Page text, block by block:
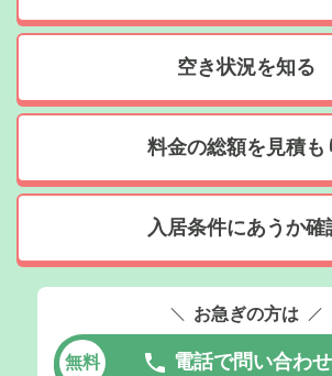
空き状況を知る
料金の総額を見積も
入居条件にあうか確
お急ぎの方は
無料 電話で問い合わ